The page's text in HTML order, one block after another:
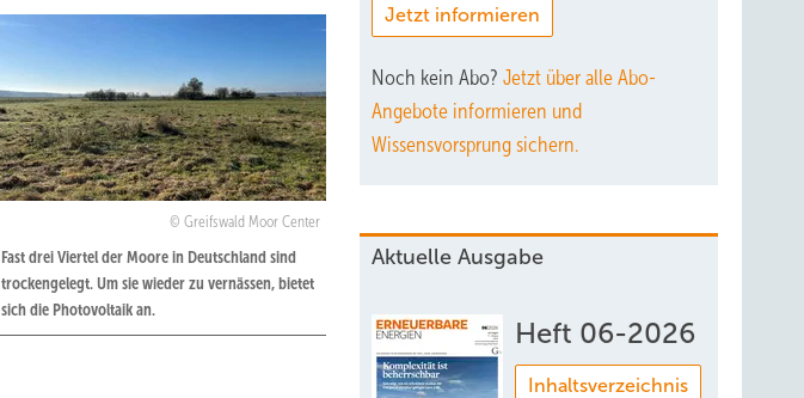
Greifswald Moor Center
Fast drei Viertel der Moore in Deutschland sind
trockengelegt. Um sie wieder zu vernässen, bietet
sich die Photovoltaik an.
Jetzt informieren
Noch kein Abo? Jetzt über alle Abo-
Angebote informieren und
Wissensvorsprung sichern.
Aktuelle Ausgabe
Heft 06-2026
Inhaltsverzeichnis